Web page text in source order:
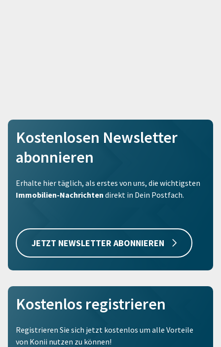
Kostenlosen Newsletter
abonnieren
Erhalte hier täglich, als erstes von uns, die wichtigsten
Immobilien-Nachrichten direkt in Dein Postfach.
JETZT NEWSLETTER ABONNIEREN
Kostenlos registrieren
Registrieren Sie sich jetzt kostenlos um alle Vorteile
von Konii nutzen zu können!